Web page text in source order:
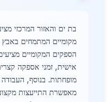
בת ים והאזור המרכזי
מקומיים המתמחים באבץ
הספקים המקומיים
אישית, זמני אספקה
מופחתות. בנוסף,
מאפשרת התייעצות